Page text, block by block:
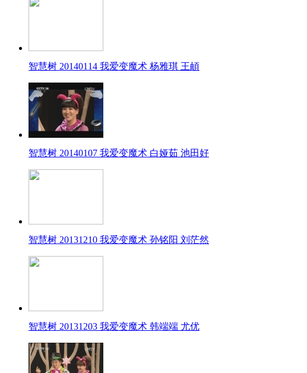
智慧树 20140114 我爱变魔术 杨雅琪 王頔
智慧树 20140107 我爱变魔术 白娅茹 池田好
智慧树 20131210 我爱变魔术 孙铭阳 刘茫然
智慧树 20131203 我爱变魔术 韩端端 尤优